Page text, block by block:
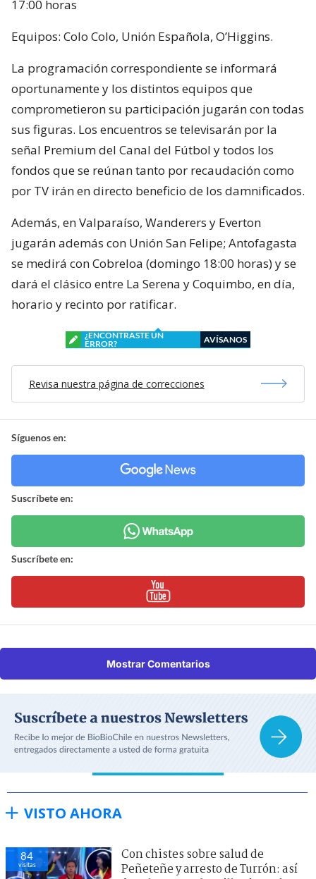
17:00 horas
Equipos: Colo Colo, Unión Española, O’Higgins.
La programación correspondiente se informará
oportunamente y los distintos equipos que
comprometieron su participación jugarán con todas
sus figuras. Los encuentros se televisarán por la
señal Premium del Canal del Fútbol y todos los
fondos que se reúnan tanto por recaudación como
por TV irán en directo beneficio de los damnificados.
Además, en Valparaíso, Wanderers y Everton
jugarán además con Unión San Felipe; Antofagasta
se medirá con Cobreloa (domingo 18:00 horas) y se
dará el clásico entre La Serena y Coquimbo, en día,
horario y recinto por ratificar.
¿ENCONTRASTE UN
ERROR?
AVÍSANOS
Revisa nuestra página de correcciones
Síguenos en:
Suscríbete en:
Suscríbete en:
Mostrar Comentarios
VISTO AHORA
84
visitas
Con chistes sobre salud de
Peñeteñe y arresto de Turrón: así